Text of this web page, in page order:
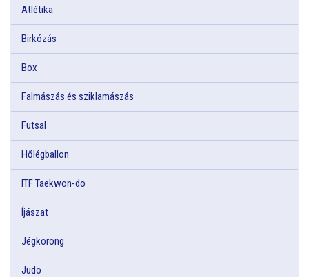
Atlétika
Birkózás
Box
Falmászás és sziklamászás
Futsal
Hőlégballon
ITF Taekwon-do
Íjászat
Jégkorong
Judo